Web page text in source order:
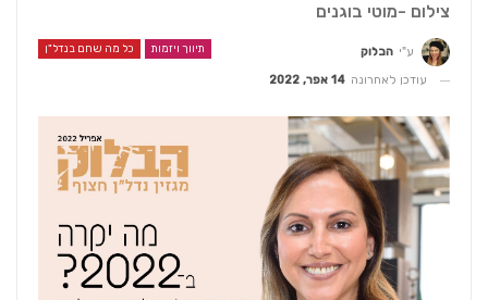
צילום -מוטי בוגנים
תיווך ויזמות כל מה שחם בנדל"ן ע"י הבלוק
עודכן לאחרונה 14 אפר, 2022